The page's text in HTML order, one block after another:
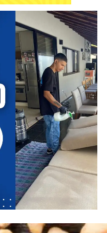
plans